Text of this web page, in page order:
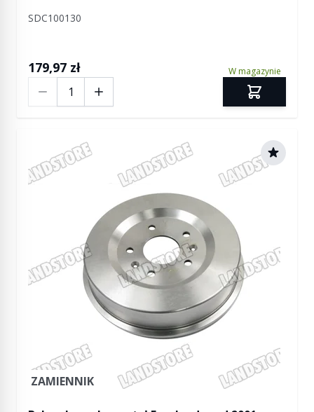
SDC100130
179,97 zł W magazynie
ZAMIENNIK